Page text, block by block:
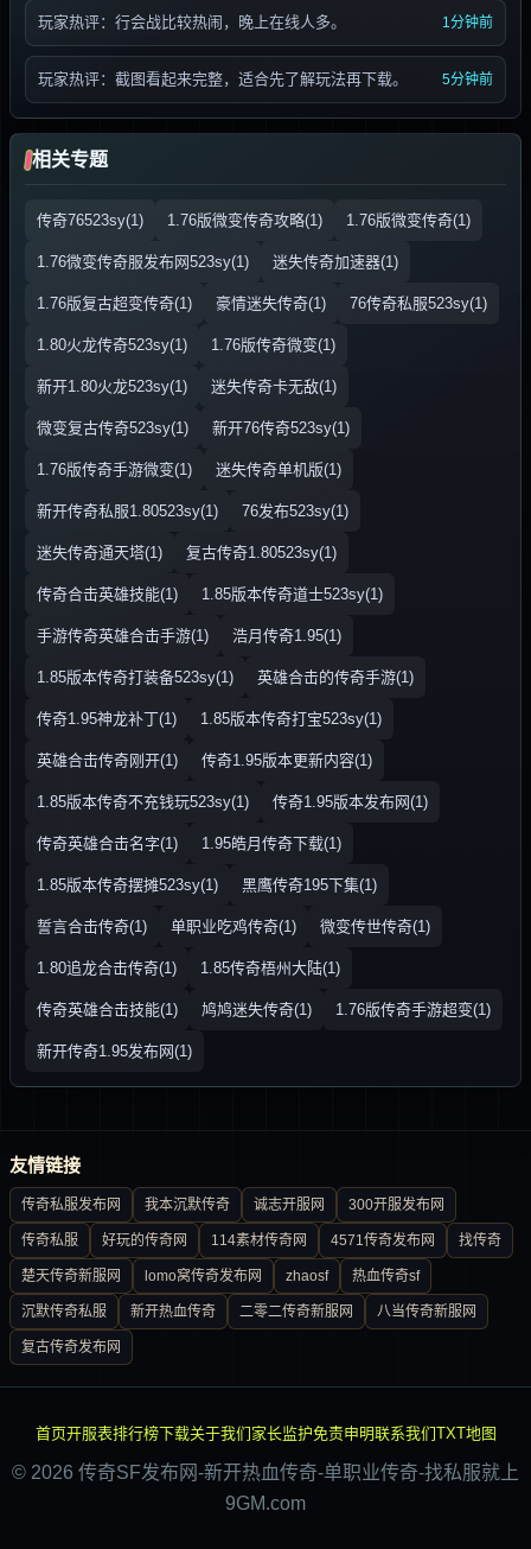
玩家热评：行会战比较热闹，晚上在线人多。 1分钟前
玩家热评：截图看起来完整，适合先了解玩法再下载。 5分钟前
相关专题
传奇76523sy(1) 1.76版微变传奇攻略(1) 1.76版微变传奇(1)
1.76微变传奇服发布网523sy(1) 迷失传奇加速器(1)
1.76版复古超变传奇(1) 豪情迷失传奇(1) 76传奇私服523sy(1)
1.80火龙传奇523sy(1) 1.76版传奇微变(1)
新开1.80火龙523sy(1) 迷失传奇卡无敌(1)
微变复古传奇523sy(1) 新开76传奇523sy(1)
1.76版传奇手游微变(1) 迷失传奇单机版(1)
新开传奇私服1.80523sy(1) 76发布523sy(1)
迷失传奇通天塔(1) 复古传奇1.80523sy(1)
传奇合击英雄技能(1) 1.85版本传奇道士523sy(1)
手游传奇英雄合击手游(1) 浩月传奇1.95(1)
1.85版本传奇打装备523sy(1) 英雄合击的传奇手游(1)
传奇1.95神龙补丁(1) 1.85版本传奇打宝523sy(1)
英雄合击传奇刚开(1) 传奇1.95版本更新内容(1)
1.85版本传奇不充钱玩523sy(1) 传奇1.95版本发布网(1)
传奇英雄合击名字(1) 1.95皓月传奇下载(1)
1.85版本传奇摆摊523sy(1) 黑鹰传奇195下集(1)
誓言合击传奇(1) 单职业吃鸡传奇(1) 微变传世传奇(1)
1.80追龙合击传奇(1) 1.85传奇梧州大陆(1)
传奇英雄合击技能(1) 鸠鸠迷失传奇(1) 1.76版传奇手游超变(1)
新开传奇1.95发布网(1)
友情链接
传奇私服发布网 我本沉默传奇 诚志开服网 300开服发布网
传奇私服 好玩的传奇网 114素材传奇网 4571传奇发布网 找传奇
楚天传奇新服网 lomo窝传奇发布网 zhaosf 热血传奇sf
沉默传奇私服 新开热血传奇 二零二传奇新服网 八当传奇新服网
复古传奇发布网
首页开服表排行榜下载关于我们 家长监护免责申明联系我们TXT地图
© 2026 传奇SF发布网-新开热血传奇-单职业传奇-找私服就上
9GM.com